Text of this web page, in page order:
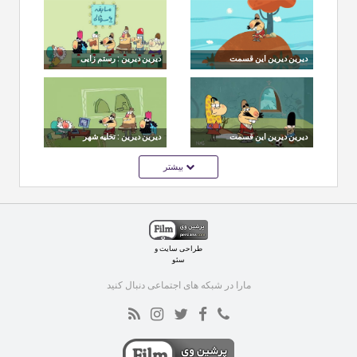
می‌شود !
دیرین دیرین این قسمت
ذوالچرخین
دیرین دیرین : رستم زایی
دیرین دیرین این قسمت
دیرین دیرین : تخلیه شهر
بیشتر
طراحی سایتو
سئو
مارا در شبکه های اجتماعی دنبال کنید